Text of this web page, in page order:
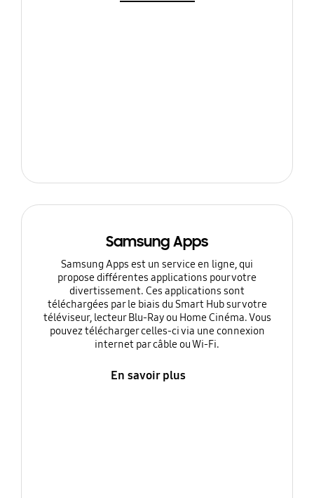
Samsung Apps
Samsung Apps est un service en ligne, qui
propose différentes applications pour votre
divertissement. Ces applications sont
téléchargées par le biais du Smart Hub sur votre
téléviseur, lecteur Blu-Ray ou Home Cinéma. Vous
pouvez télécharger celles-ci via une connexion
internet par câble ou Wi-Fi.
En savoir plus